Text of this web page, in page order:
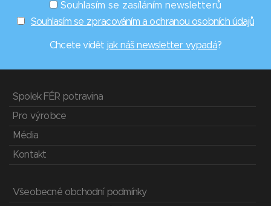
Souhlasím se zasíláním newsletterů
Souhlasím se zpracováním a ochranou osobních údajů
Chcete vidět jak náš newsletter vypadá?
Spolek FÉR potravina
Pro výrobce
Média
Kontakt
Všeobecné obchodní podmínky